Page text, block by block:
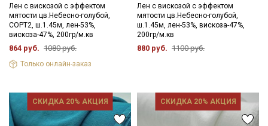
Лен с вискозой с эффектом
мятости цв.Небесно-голубой,
СОРТ2, ш.1.45м, лен-53%,
вискоза-47%, 200гр/м.кв
864 руб. 1080 руб.
Только онлайн-заказ
Лен с вискозой с эффектом
мятости цв.Небесно-голубой,
ш.1.45м, лен-53%, вискоза-47%,
200гр/м.кв
880 руб. 1100 руб.
СКИДКА 20% АКЦИЯ СКИДКА 20% АКЦИЯ
Мы публикуем здесь дополнительные
промокоды и скидки до 30% на узкие
категории тканей
Электронная почта